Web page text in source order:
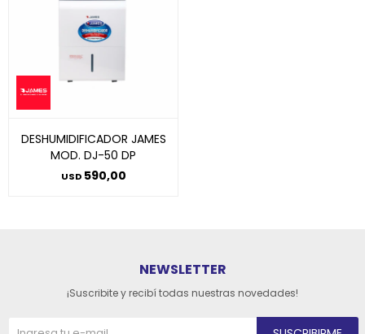
DESHUMIDIFICADOR JAMES
MOD. DJ-50 DP
USD 590,00
NEWSLETTER
¡Suscribite y recibí todas nuestras novedades!